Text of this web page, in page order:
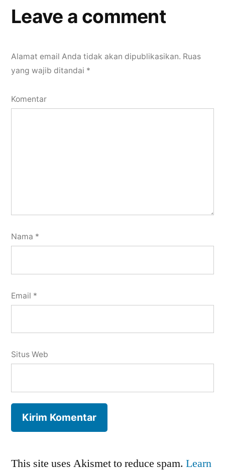
Leave a comment
Alamat email Anda tidak akan dipublikasikan. Ruas
yang wajib ditandai *
Komentar
Nama *
Email *
Situs Web
This site uses Akismet to reduce spam. Learn